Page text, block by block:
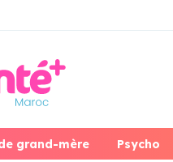
grand-mère Psycho